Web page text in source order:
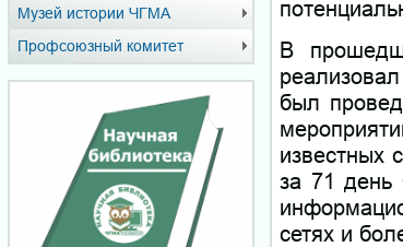
Музей истории ЧГМА
Профсоюзный комитет
В
был
известных
за 71 день
сетях и